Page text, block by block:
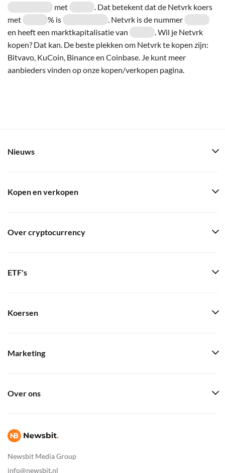
met
. Dat betekent dat de Netvrk koers
met
% is
. Netvrk is de nummer
en heeft een marktkapitalisatie van
. Wil je Netvrk
kopen? Dat kan. De beste plekken om Netvrk te kopen zijn:
Bitvavo, KuCoin, Binance en Coinbase. Je kunt meer
aanbieders vinden op onze kopen/verkopen pagina.
Newsbit Media Group
info@newsbit.nl
Nieuws
Kopen en verkopen
Over cryptocurrency
ETF's
Koersen
Marketing
Over ons